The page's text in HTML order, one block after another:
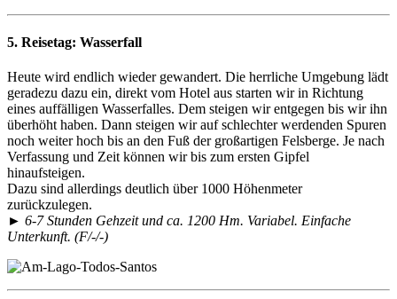
5. Reisetag: Wasserfall
Heute wird endlich wieder gewandert. Die herrliche Umgebung lädt
geradezu dazu ein, direkt vom Hotel aus starten wir in Richtung
eines auffälligen Wasserfalles. Dem steigen wir entgegen bis wir ihn
überhöht haben. Dann steigen wir auf schlechter werdenden Spuren
noch weiter hoch bis an den Fuß der großartigen Felsberge. Je nach
Verfassung und Zeit können wir bis zum ersten Gipfel
hinaufsteigen.
Dazu sind allerdings deutlich über 1000 Höhenmeter
zurückzulegen.
► 6-7 Stunden Gehzeit und ca. 1200 Hm. Variabel. Einfache
Unterkunft. (F/-/-)